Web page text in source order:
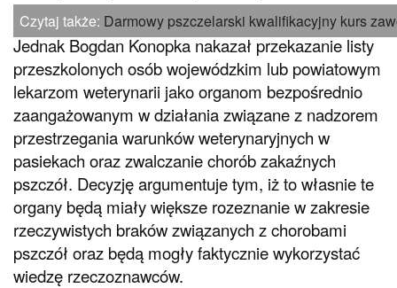
Czytaj także: Darmowy pszczelarski kwalifikacyjny kurs
Jednak Bogdan Konopka nakazał przekazanie listy
przeszkolonych osób wojewódzkim lub powiatowym
lekarzom weterynarii jako organom bezpośrednio
zaangażowanym w działania związane z nadzorem
przestrzegania warunków weterynaryjnych w
pasiekach oraz zwalczanie chorób zakaźnych
pszczół. Decyzję argumentuje tym, iż to własnie te
organy będą miały większe rozeznanie w zakresie
rzeczywistych braków związanych z chorobami
pszczół oraz będą mogły faktycznie wykorzystać
wiedzę rzeczoznawców.